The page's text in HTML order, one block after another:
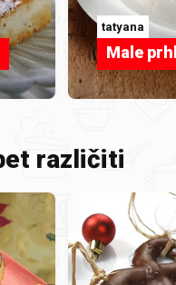
tatyana
Male
različiti